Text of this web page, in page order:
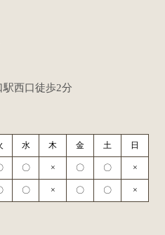
駅西口徒歩2分
水 木 金 土 日
〇 × 〇 〇 ×
〇 × 〇 〇 ×